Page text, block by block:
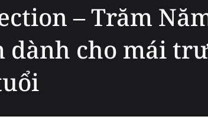
– Trăm
dành cho mái